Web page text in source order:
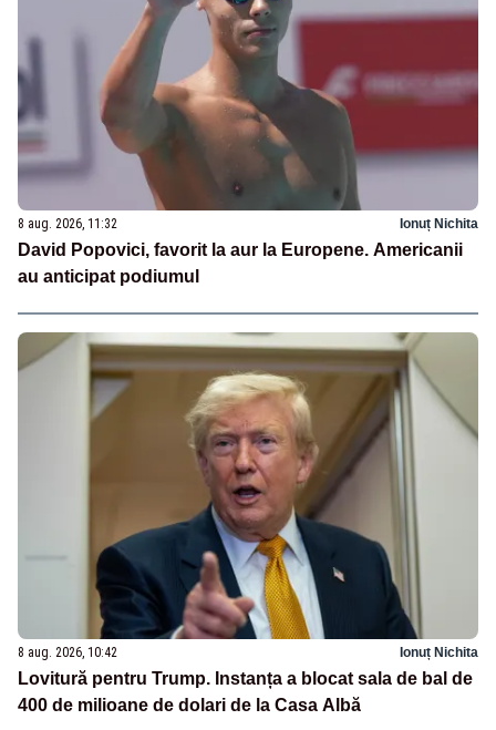
8 aug. 2026, 11:32 Ionuț Nichita
David Popovici, favorit la aur la Europene. Americanii
au anticipat podiumul
8 aug. 2026, 10:42 Ionuț Nichita
Lovitură pentru Trump. Instanța a blocat sala de bal de
400 de milioane de dolari de la Casa Albă